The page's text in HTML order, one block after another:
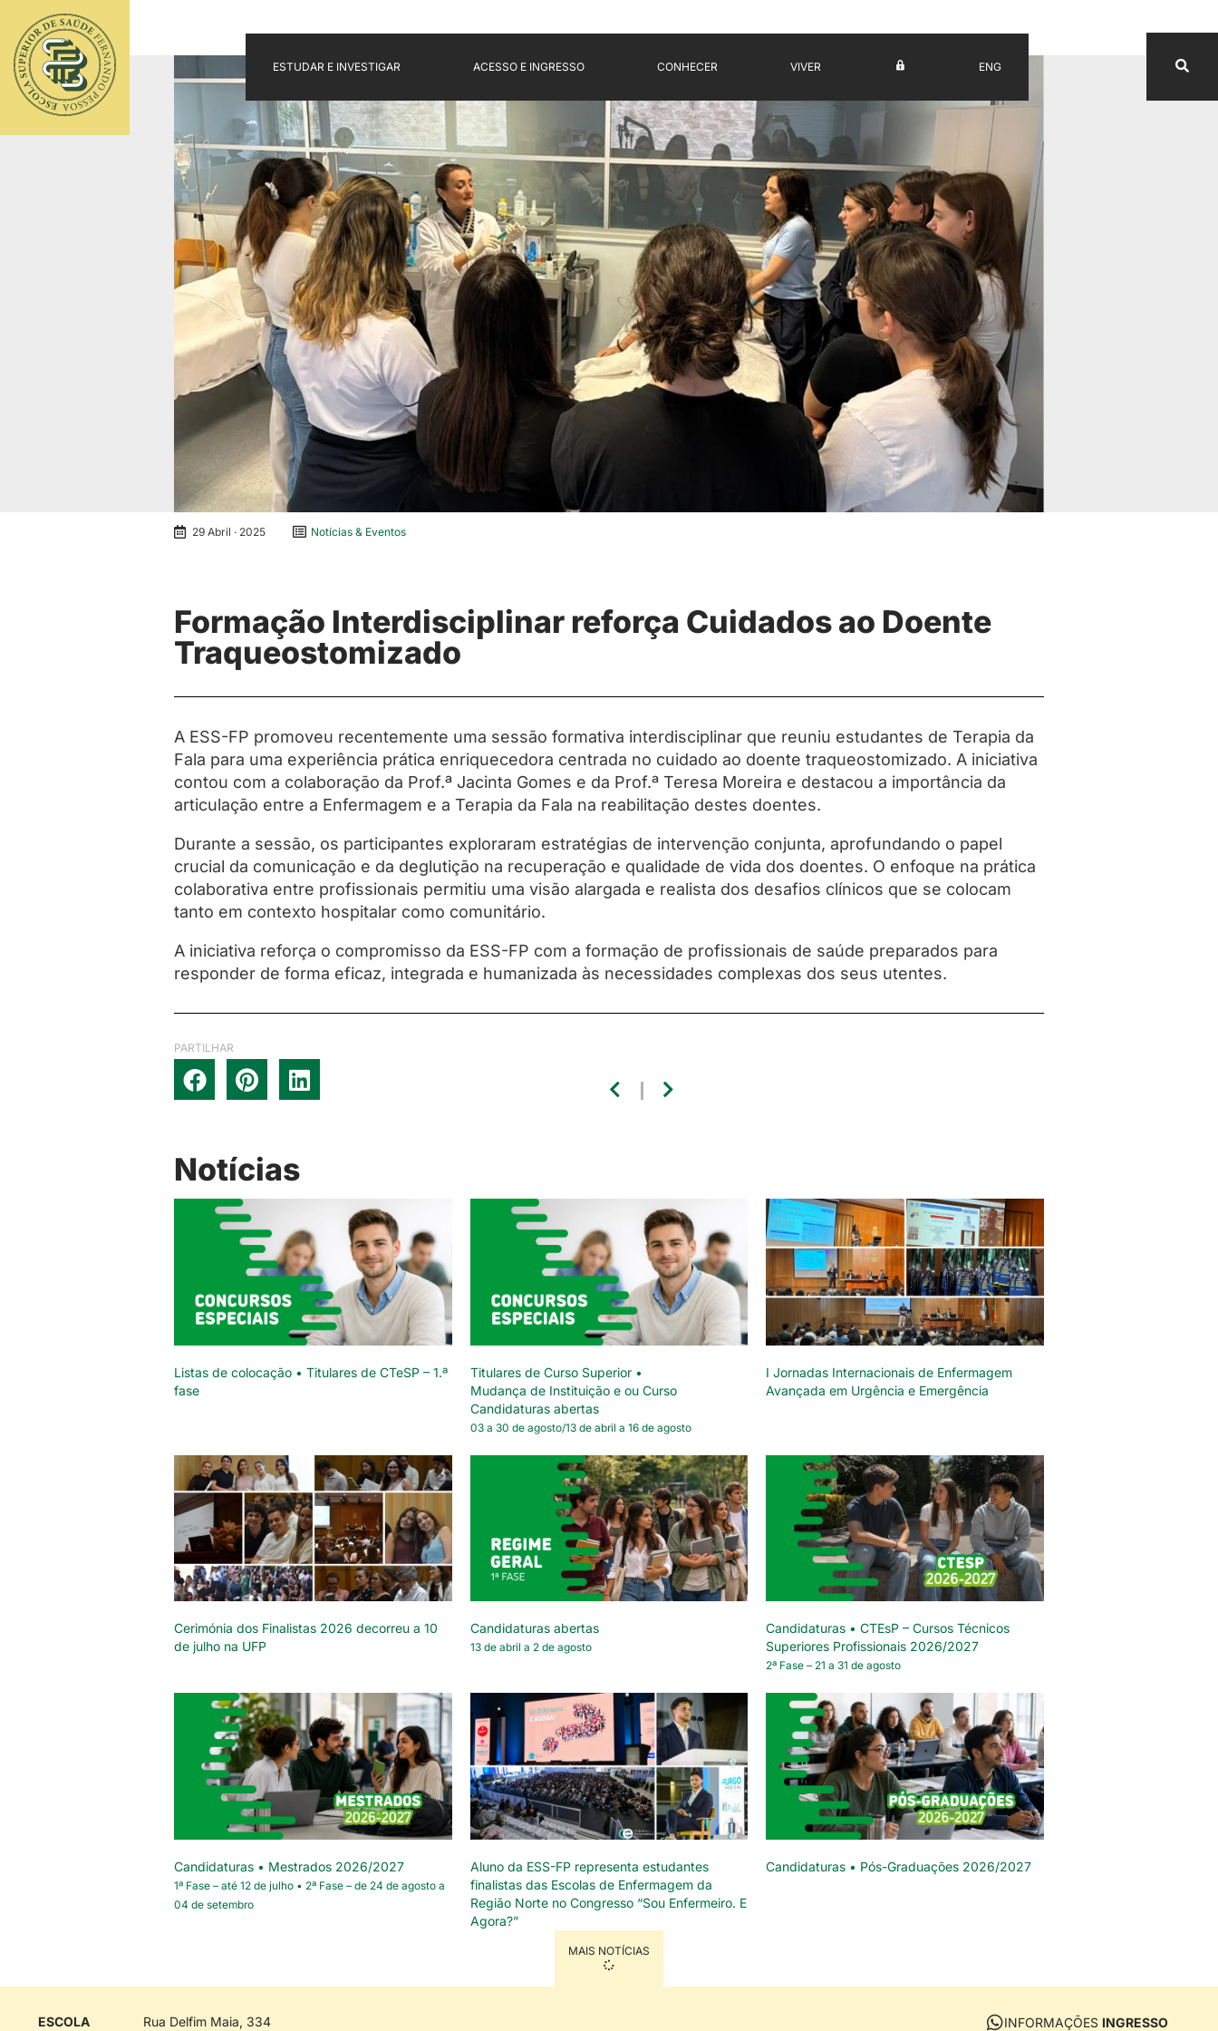
ESTUDAR E INVESTIGAR ACESSO E INGRESSO CONHECER VIVER UV ENG
29 Abril · 2025 Notícias & Eventos
Formação Interdisciplinar reforça Cuidados ao Doente
Traqueostomizado
A ESS-FP promoveu recentemente uma sessão formativa interdisciplinar que reuniu estudantes de Terapia da
Fala para uma experiência prática enriquecedora centrada no cuidado ao doente traqueostomizado. A iniciativa
contou com a colaboração da Prof.ª Jacinta Gomes e da Prof.ª Teresa Moreira e destacou a importância da
articulação entre a Enfermagem e a Terapia da Fala na reabilitação destes doentes.
Durante a sessão, os participantes exploraram estratégias de intervenção conjunta, aprofundando o papel
crucial da comunicação e da deglutição na recuperação e qualidade de vida dos doentes. O enfoque na prática
colaborativa entre profissionais permitiu uma visão alargada e realista dos desafios clínicos que se colocam
tanto em contexto hospitalar como comunitário.
A iniciativa reforça o compromisso da ESS-FP com a formação de profissionais de saúde preparados para
responder de forma eficaz, integrada e humanizada às necessidades complexas dos seus utentes.
PARTILHAR
Notícias
Listas de colocação • Titulares de CTeSP – 1.ª
fase
Titulares de Curso Superior •
Mudança de Instituição e ou Curso
Candidaturas abertas
03 a 30 de agosto/13 de abril a 16 de agosto
I Jornadas Internacionais de Enfermagem
Avançada em Urgência e Emergência
Cerimónia dos Finalistas 2026 decorreu a 10
de julho na UFP
Candidaturas abertas
13 de abril a 2 de agosto
Candidaturas • CTEsP – Cursos Técnicos
Superiores Profissionais 2026/2027
2ª Fase – 21 a 31 de agosto
Candidaturas • Mestrados 2026/2027
1ª Fase – até 12 de julho • 2ª Fase – de 24 de agosto a
04 de setembro
Aluno da ESS-FP representa estudantes
finalistas das Escolas de Enfermagem da
Região Norte no Congresso “Sou Enfermeiro. E
Agora?”
Candidaturas • Pós-Graduações 2026/2027
MAIS NOTÍCIAS
ESCOLA
Rua Delfim Maia, 334
INFORMAÇÕES INGRESSO